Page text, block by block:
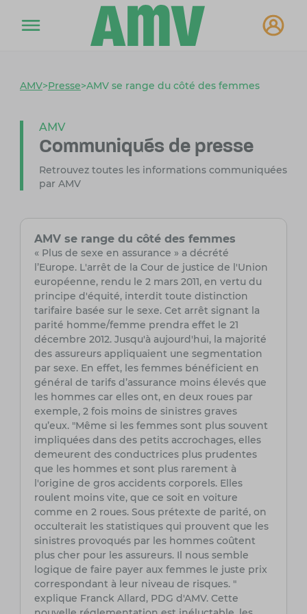
AMV>Presse>AMV se range du côté des femmes
AMV
Communiqués de presse
Retrouvez toutes les informations communiquées
par AMV
AMV se range du côté des femmes
« Plus de sexe en assurance » a décrété
l’Europe. L'arrêt de la Cour de justice de l'Union
européenne, rendu le 2 mars 2011, en vertu du
principe d'équité, interdit toute distinction
tarifaire basée sur le sexe. Cet arrêt signant la
parité homme/femme prendra effet le 21
décembre 2012. Jusqu'à aujourd'hui, la majorité
des assureurs appliquaient une segmentation
par sexe. En effet, les femmes bénéficient en
général de tarifs d’assurance moins élevés que
les hommes car elles ont, en deux roues par
exemple, 2 fois moins de sinistres graves
qu’eux. "Même si les femmes sont plus souvent
impliquées dans des petits accrochages, elles
demeurent des conductrices plus prudentes
que les hommes et sont plus rarement à
l'origine de gros accidents corporels. Elles
roulent moins vite, que ce soit en voiture
comme en 2 roues. Sous prétexte de parité, on
occulterait les statistiques qui prouvent que les
sinistres provoqués par les hommes coûtent
plus cher pour les assureurs. Il nous semble
logique de faire payer aux femmes le juste prix
correspondant à leur niveau de risques. "
explique Franck Allard, PDG d'AMV. Cette